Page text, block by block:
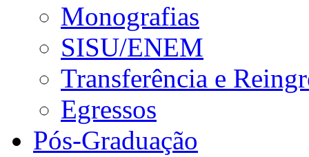
Monografias
SISU/ENEM
Transferência e
Egressos
Pós-Graduação